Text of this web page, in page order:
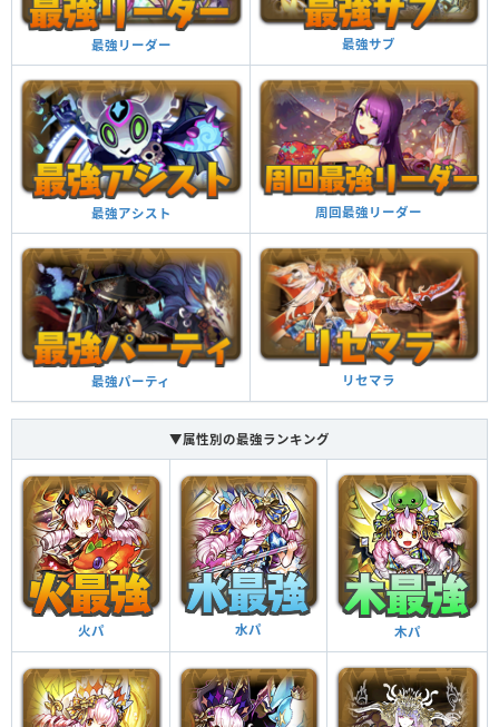
最強リーダー 最強サブ
最強アシスト 周回最強リーダー
最強パーティ リセマラ
▼属性別の最強ランキング
火パ 水パ 木パ